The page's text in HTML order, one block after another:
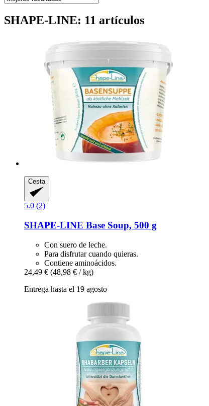
SHAPE-LINE: 11 artículos
Cesta
5.0 (2)
SHAPE-LINE Base Soup, 500 g
Con suero de leche.
Para disfrutar cuando quieras.
Contiene aminoácidos.
24,49 € (48,98 € / kg)
Entrega hasta el 19 agosto